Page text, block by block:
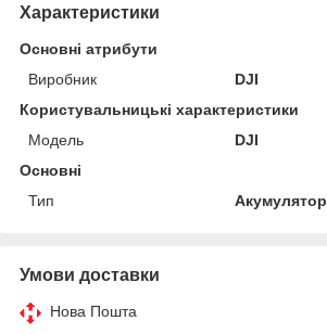
Характеристики
Основні атрибути
Виробник
DJI
Користувальницькі характеристики
Мoдель
DJI
Основні
Тип
Акумулятор
Умови доставки
Нова Пошта